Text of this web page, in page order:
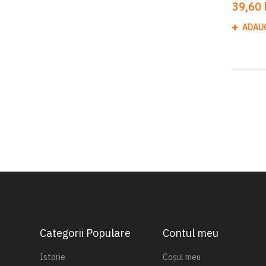
39,60
Categorii Populare
Istorie
Contul meu
Coșul meu